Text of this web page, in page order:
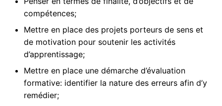
compétences;
Mettre en place des projets porteurs de sens et
de motivation pour soutenir les activités
d’apprentissage;
Mettre en place une démarche d’évaluation
formative: identifier la nature des erreurs afin d’y
remédier;